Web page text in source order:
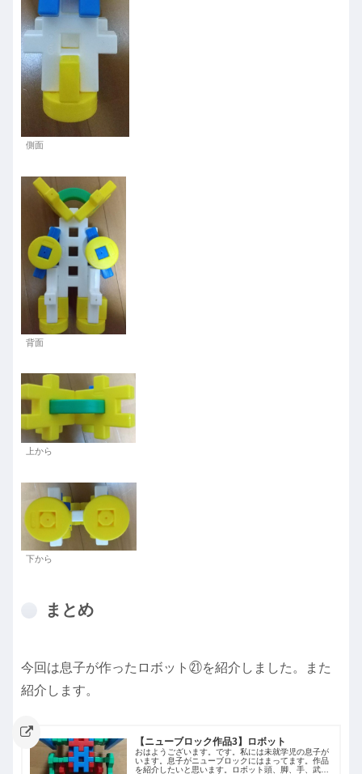
側面
背面
上から
下から
まとめ
今回は息子が作ったロボット㉑を紹介しました。また
紹介します。
【ニューブロック作品3】ロボット
おはようございます。です。私には未就学児の息子が
います。息子がニューブロックにはまってます。作品
を紹介したいと思います。ロボット頭、脚、手、武器